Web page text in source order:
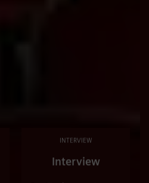
INTERVIEW
Interview